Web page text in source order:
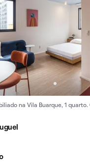
na Vila Buarque, 1